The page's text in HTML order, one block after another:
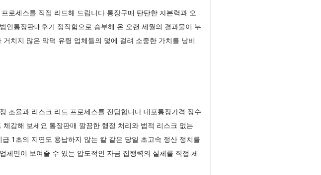
로세스를 직접 리드해 드립니다 통장구매 탄탄한 자본력과 오
인통장판매후기 정직함으로 승부해 온 오랜 세월의 결과물이 누
치지 않은 악덕 유령 업체들의 덫에 걸려 소중한 가치를 낭비
조율과 리스크 리드 프로세스를 전담합니다 대포통장가격 장수
감해 보세요 통장판매 깔끔한 행정 처리와 법적 리스크 없는
1초의 지연도 용납하지 않는 칼 같은 당일 초고속 정산 정치를
체만이 보여줄 수 있는 압도적인 자금 집행력의 실체를 직접 체